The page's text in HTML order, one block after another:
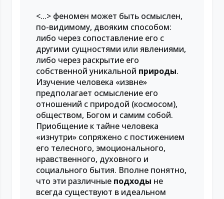
<...> феномен может быть осмыслен,
по-видимому, двояким способом:
либо через сопоставление его с
другими сущностями или явлениями,
либо через раскрытие его
собственной уникальной природы.
Изучение человека «извне»
предполагает осмысление его
отношений с природой (космосом),
обществом, Богом и самим собой.
Приобщение к тайне человека
«изнутри» сопряжено с постижением
его телесного, эмоционального,
нравственного, духовного и
социального бытия. Вполне понятно,
что эти различные подходы не
всегда существуют в идеальном